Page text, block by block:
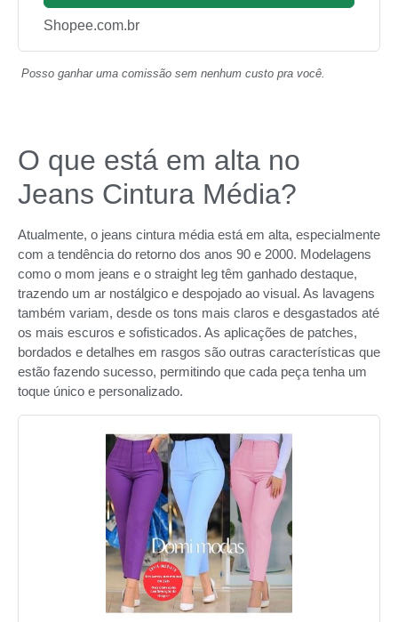
Shopee.com.br
Posso ganhar uma comissão sem nenhum custo pra você.
O que está em alta no
Jeans Cintura Média?
Atualmente, o jeans cintura média está em alta, especialmente
com a tendência do retorno dos anos 90 e 2000. Modelagens
como o mom jeans e o straight leg têm ganhado destaque,
trazendo um ar nostálgico e despojado ao visual. As lavagens
também variam, desde os tons mais claros e desgastados até
os mais escuros e sofisticados. As aplicações de patches,
bordados e detalhes em rasgos são outras características que
estão fazendo sucesso, permitindo que cada peça tenha um
toque único e personalizado.